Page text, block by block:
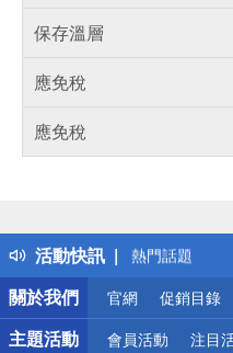
保存溫層
應免稅
應免稅
活動快訊
得獎公告
熱門話題
銀行優惠
偏遠地區配送
詐騙網頁！請
關於我們
官網 促銷目錄
主題活動 會員活動 注目